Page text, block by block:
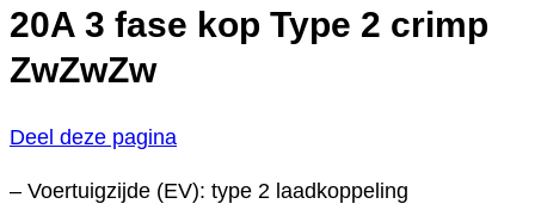
20A 3 fase kop Type 2 crimp
ZwZwZw
Deel deze pagina
– Voertuigzijde (EV): type 2 laadkoppeling